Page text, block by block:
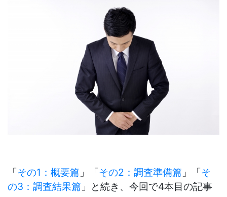
「その1：概要篇 」「その2：調査準備篇 」「そ
の3：調査結果篇 」と続き、今回で4本目の記事